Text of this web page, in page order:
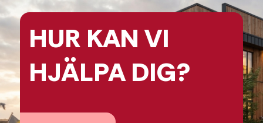
HUR KAN VI
HJÄLPADIG?